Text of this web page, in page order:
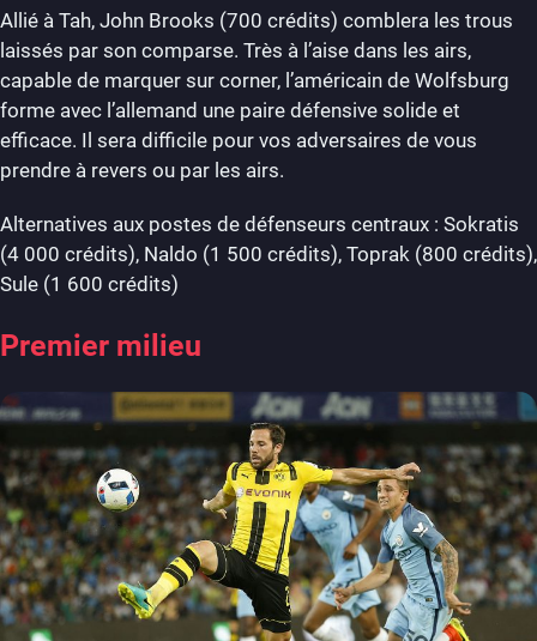
Allié à Tah, John Brooks (700 crédits) comblera les trous
laissés par son comparse. Très à l’aise dans les airs,
capable de marquer sur corner, l’américain de Wolfsburg
forme avec l’allemand une paire défensive solide et
efficace. Il sera difficile pour vos adversaires de vous
prendre à revers ou par les airs.
Alternatives aux postes de défenseurs centraux : Sokratis
(4 000 crédits), Naldo (1 500 crédits), Toprak (800 crédits),
Sule (1 600 crédits)
Premier milieu